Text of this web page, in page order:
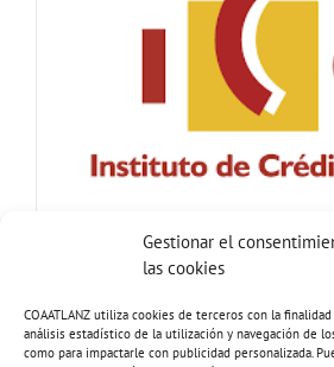
Gestionar el
las cookies
COAATLANZ utiliza cookies de terceros con la
análisis estadístico de la utilización y navegación de
como para impactarle con publicidad personalizada.